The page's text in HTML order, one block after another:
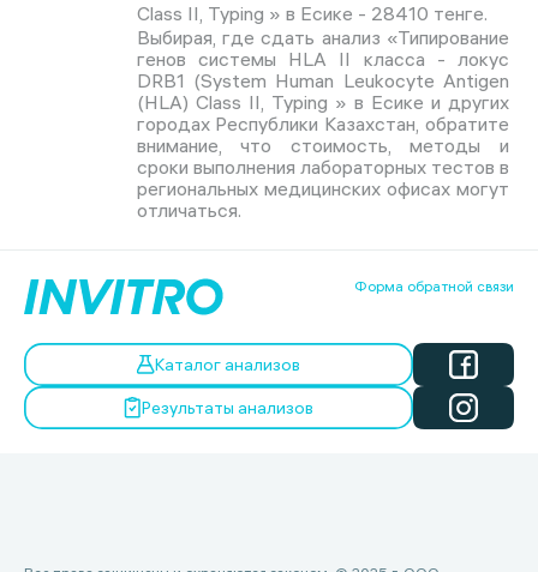
Class II, Typing » в Есике - 28410 тенге.
Выбирая, где сдать анализ «Типирование
генов системы HLA II класса - локус
DRB1 (System Human Leukocyte Antigen
(HLA) Class II, Typing » в Есике и других
городах Республики Казахстан, обратите
внимание, что стоимость, методы и
сроки выполнения лабораторных тестов в
региональных медицинских офисах могут
отличаться.
Форма обратной связи
Каталог анализов
Результаты анализов